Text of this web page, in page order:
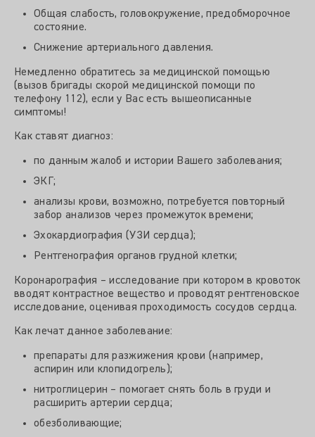
Общая слабость, головокружение, предобморочное
состояние.
Снижение артериального давления.
Немедленно обратитесь за медицинской помощью
(вызов бригады скорой медицинской помощи по
телефону 112), если у Вас есть вышеописанные
симптомы!
Как ставят диагноз:
по данным жалоб и истории Вашего заболевания;
ЭКГ;
анализы крови, возможно, потребуется повторный
забор анализов через промежуток времени;
Эхокардиография (УЗИ сердца);
Рентгенография органов грудной клетки;
Коронарография – исследование при котором в кровоток
вводят контрастное вещество и проводят рентгеновское
исследование, оценивая проходимость сосудов сердца.
Как лечат данное заболевание:
препараты для разжижения крови (например,
аспирин или клопидогрель);
нитроглицерин – помогает снять боль в груди и
расширить артерии сердца;
обезболивающие;